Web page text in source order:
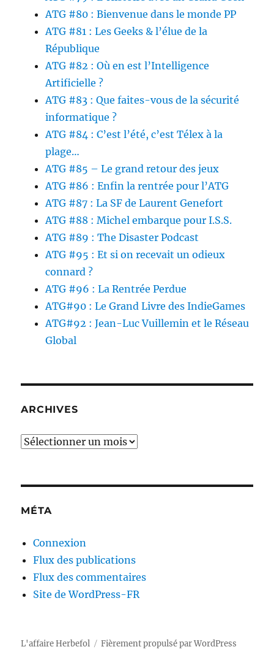
ATG #80 : Bienvenue dans le monde PP
ATG #81 : Les Geeks & l’élue de la
République
ATG #82 : Où en est l’Intelligence
Artificielle ?
ATG #83 : Que faites-vous de la sécurité
informatique ?
ATG #84 : C’est l’été, c’est Télex à la
plage…
ATG #85 – Le grand retour des jeux
ATG #86 : Enfin la rentrée pour l’ATG
ATG #87 : La SF de Laurent Genefort
ATG #88 : Michel embarque pour I.S.S.
ATG #89 : The Disaster Podcast
ATG #95 : Et si on recevait un odieux
connard ?
ATG #96 : La Rentrée Perdue
ATG#90 : Le Grand Livre des IndieGames
ATG#92 : Jean-Luc Vuillemin et le Réseau
Global
ARCHIVES
Archives
MÉTA
Connexion
Flux des publications
Flux des commentaires
Site de WordPress-FR
L'affaire Herbefol Fièrement propulsé par WordPress